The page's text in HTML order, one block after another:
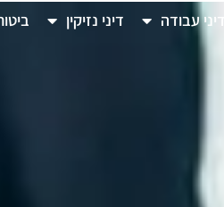
דיני עבודה דיני נזיקין